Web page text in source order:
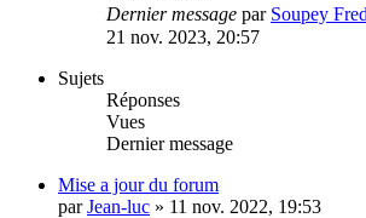
Dernier message par Soupey
21 nov. 2023, 20:57
Sujets
Réponses
Vues
Dernier message
Mise a jour du forum
parJean-luc » 11 nov. 2022, 19:53